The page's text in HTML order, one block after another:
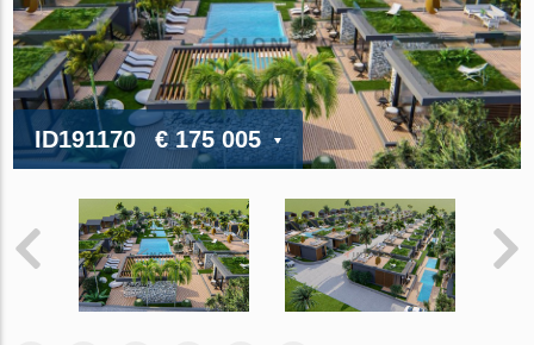
ID191170 € 175 005